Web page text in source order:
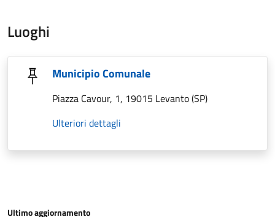
Luoghi
Municipio Comunale
Piazza Cavour, 1, 19015 Levanto (SP)
Ulteriori dettagli
Ultimo aggiornamento